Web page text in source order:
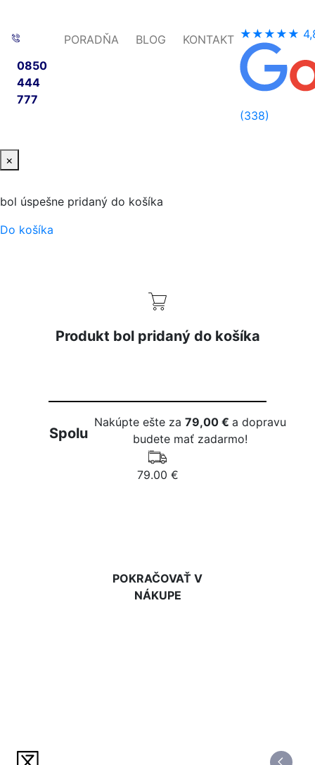
0850
444
777
PORADŇA BLOG KONTAKT ★★★★★
(338)
×
bol úspešne pridaný do košíka
Do košíka
Produkt bol pridaný do košíka
Spolu
Nakúpte ešte za79,00 €a dopravu
budete mať zadarmo!
79.00 €
POKRAČOVAŤ V
NÁKUPE